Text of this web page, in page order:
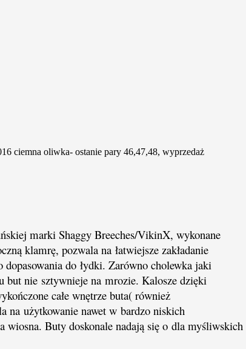
ciemna oliwka- ostanie pary 46,47,48, wyprzedaż
marki Shaggy Breeches/VikinX, wykonane
klamrę, pozwala na łatwiejsze zakładanie
do łydki. Zarówno cholewka jaki
but nie sztywnieje na mrozie. Kalosze dzięki
całe wnętrze buta( również
na użytkowanie nawet w bardzo niskich
wiosna. Buty doskonale nadają się o dla myśliwskich